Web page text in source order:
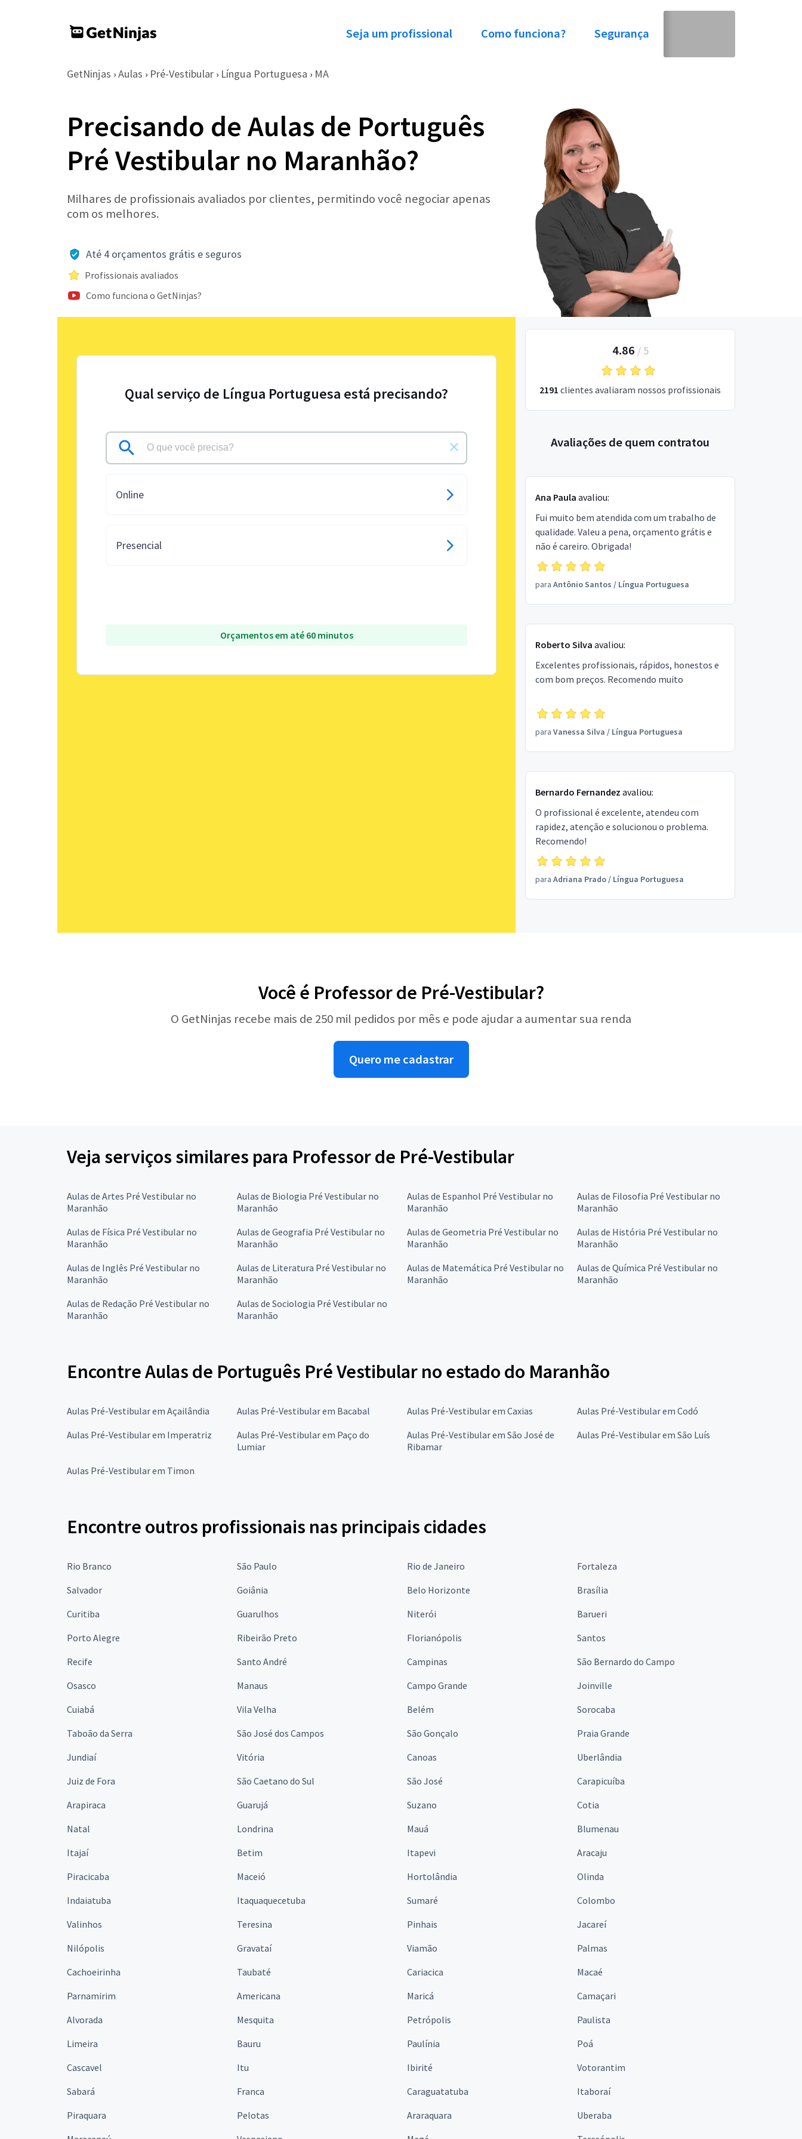
Seja um profissional Como funciona? Segurança
GetNinjas › Aulas › Pré-Vestibular › Língua Portuguesa › MA
Precisando de Aulas de Português
Pré Vestibular no Maranhão?
Milhares de profissionais avaliados por clientes, permitindo você negociar apenas
com os melhores.
Até 4 orçamentos grátis e seguros
Profissionais avaliados
Como funciona o GetNinjas?
Qual serviço de Língua Portuguesa está precisando?
Online
Presencial
Orçamentos em até 60 minutos
4.86 / 5
2191 clientes avaliaram nossos profissionais
Avaliações de quem contratou
Ana Paula avaliou:
Fui muito bem atendida com um trabalho de
qualidade. Valeu a pena, orçamento grátis e
não é careiro. Obrigada!
para Antônio Santos / Língua Portuguesa
Roberto Silva avaliou:
Excelentes profissionais, rápidos, honestos e
com bom preços. Recomendo muito
para Vanessa Silva / Língua Portuguesa
Bernardo Fernandez avaliou:
O profissional é excelente, atendeu com
rapidez, atenção e solucionou o problema.
Recomendo!
para Adriana Prado/ Língua Portuguesa
Você é Professor de Pré-Vestibular?
O GetNinjas recebe mais de 250 mil pedidos por mês e pode ajudar a aumentar sua renda
Quero me cadastrar
Veja serviços similares para Professor de Pré-Vestibular
Aulas de Artes Pré Vestibular no
Maranhão
Aulas de Biologia Pré Vestibular no
Maranhão
Aulas de Espanhol Pré Vestibular no
Maranhão
Aulas de Filosofia Pré Vestibular no
Maranhão
Aulas de Física Pré Vestibular no
Maranhão
Aulas de Geografia Pré Vestibular no
Maranhão
Aulas de Geometria Pré Vestibular no
Maranhão
Aulas de História Pré Vestibular no
Maranhão
Aulas de Inglês Pré Vestibular no
Maranhão
Aulas de Literatura Pré Vestibular no
Maranhão
Aulas de Matemática Pré Vestibular no
Maranhão
Aulas de Química Pré Vestibular no
Maranhão
Aulas de Redação Pré Vestibular no
Maranhão
Aulas de Sociologia Pré Vestibular no
Maranhão
Encontre Aulas de Português Pré Vestibular no estado do Maranhão
Aulas Pré-Vestibular em Açailândia Aulas Pré-Vestibular em Bacabal Aulas Pré-Vestibular em Caxias
Aulas Pré-Vestibular em Codó
Aulas Pré-Vestibular em Imperatriz
Aulas Pré-Vestibular em Paço do
Lumiar
Aulas Pré-Vestibular em São José de
Ribamar
Aulas Pré-Vestibular em São Luís
Aulas Pré-Vestibular em Timon
Encontre outros profissionais nas principais cidades
Rio Branco São Paulo Rio de Janeiro
Fortaleza
Salvador
Goiânia Belo Horizonte
Brasília
Curitiba
Guarulhos Niterói
Barueri
Porto Alegre
Ribeirão Preto Florianópolis
Santos
Recife
Santo André Campinas
São Bernardo do Campo
Osasco
Manaus Campo Grande
Joinville
Cuiabá
Vila Velha Belém
Sorocaba
Taboão da Serra
São José dos Campos São Gonçalo
Praia Grande
Jundiaí
Vitória Canoas
Uberlândia
Juiz de Fora
São Caetano do Sul São José
Carapicuíba
Arapiraca
Guarujá Suzano
Cotia
Natal
Londrina Mauá
Blumenau
Itajaí
Betim Itapevi
Aracaju
Piracicaba
Maceió Hortolândia
Olinda
Indaiatuba
Itaquaquecetuba Sumaré
Colombo
Valinhos
Teresina Pinhais
Jacareí
Nilópolis
Gravataí Viamão
Palmas
Cachoeirinha
Taubaté Cariacica
Macaé
Parnamirim
Americana Maricá
Camaçari
Alvorada
Mesquita Petrópolis
Paulista
Limeira
Bauru Paulínia
Poá
Cascavel
Itu Ibirité
Votorantim
Sabará
Franca Caraguatatuba
Itaboraí
Piraquara
Pelotas Araraquara
Uberaba